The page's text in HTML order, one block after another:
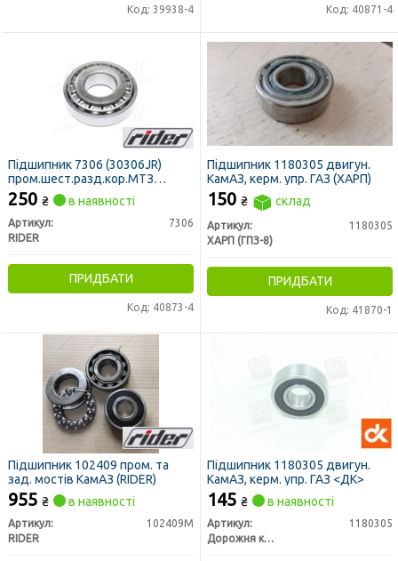
Код: 39938-4 Код: 40871-4
Підшипник 7306 (30306JR)
пром.шест.разд.кор.МТЗ
(RIDER)
250 ₴ в наявності
Артикул:
7306
RIDER
ПРИДБАТИ
Код: 40873-4
Підшипник 1180305 двигун.
КамАЗ, керм. упр. ГАЗ (ХАРП)
150 ₴ склад
Артикул:
1180305
ХАРП (ГПЗ-8)
ПРИДБАТИ
Код: 41870-1
Підшипник 102409 пром. та
зад. мостів КамАЗ (RIDER)
955 ₴ в наявності
Артикул:
102409М
RIDER
Підшипник 1180305 двигун.
КамАЗ, керм. упр. ГАЗ <ДК>
145 ₴ в наявності
Артикул:
1180305
Дорожня карта